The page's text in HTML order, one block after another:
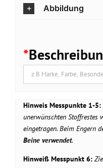
Abbildung
*
Hinweis Messpunkte 1-5:
unerwünschten Stoffrestes
eingetragen. Beim Engern
Beine verwendet.
Hinweiß Messpunkt 6: